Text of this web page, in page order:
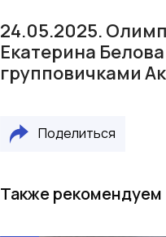
24.05.2025.
Екатерина
групповичками
Поделиться
Также рекомендуем